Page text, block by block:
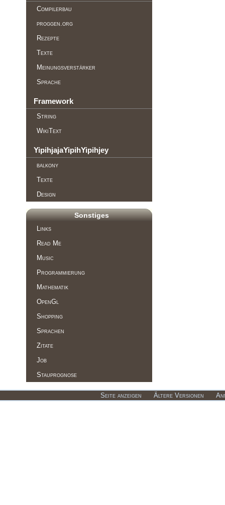
Compilerbau
proggen.org
Rezepte
Texte
Meinungsverstärker
Sprache
Framework
String
WikiText
YipihjajaYipihYipihjey
balkony
Texte
Design
Sonstiges
Links
Read Me
Music
Programmierung
Mathematik
OpenGl
Shopping
Sprachen
Zitate
Job
Stauprognose
Seite anzeigen Ältere Versionen